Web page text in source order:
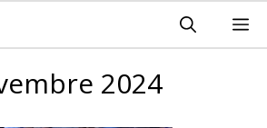
2024